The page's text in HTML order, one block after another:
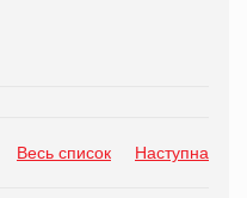
Весь список Наступна